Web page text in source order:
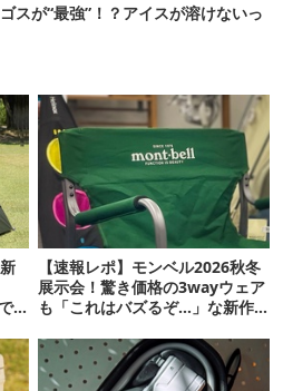
スが“最強”！？アイスが溶けないっ
【速報レポ】モンベル2026秋冬
展示会！驚き価格の3wayウェア
も「これはバズるぞ…」な新作